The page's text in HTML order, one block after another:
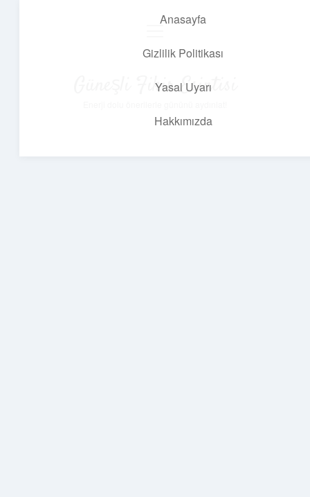
Anasayfa
Gizlilik Politikası
Yasal Uyarı
Hakkımızda
Güneşli Fikir Esintisi